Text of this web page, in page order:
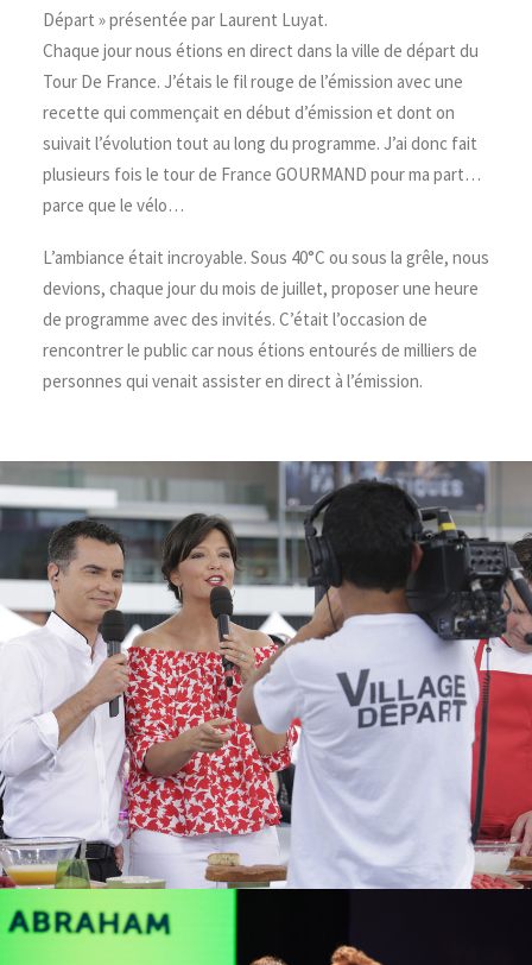
Départ » présentée par Laurent Luyat.
Chaque jour nous étions en direct dans la ville de départ du
Tour De France. J’étais le fil rouge de l’émission avec une
recette qui commençait en début d’émission et dont on
suivait l’évolution tout au long du programme. J’ai donc fait
plusieurs fois le tour de France GOURMAND pour ma part…
parce que le vélo…
L’ambiance était incroyable. Sous 40°C ou sous la grêle, nous
devions, chaque jour du mois de juillet, proposer une heure
de programme avec des invités. C’était l’occasion de
rencontrer le public car nous étions entourés de milliers de
personnes qui venait assister en direct à l’émission.